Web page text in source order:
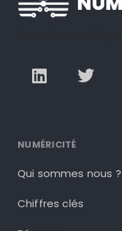
NUMÉRICITÉ
Qui sommes nous ?
Chiffres clés